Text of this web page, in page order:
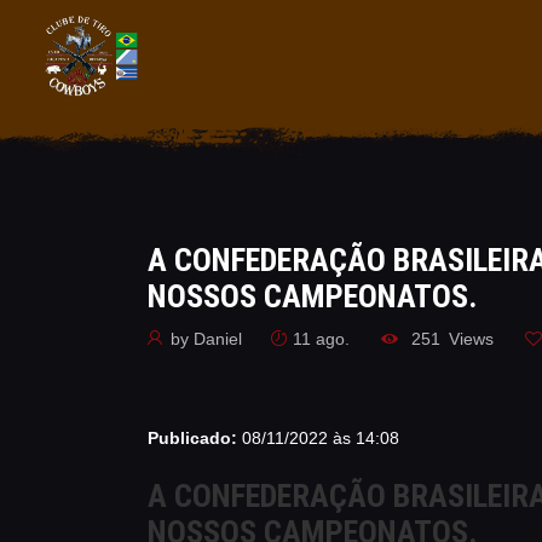
A CONFEDERAÇÃO
NOSSOS CAMPEONATOS.
by Daniel 11 ago. 251 Views
Publicado: 08/11/2022 às 14:08
A CONFEDERAÇÃO
NOSSOS CAMPEONATOS.